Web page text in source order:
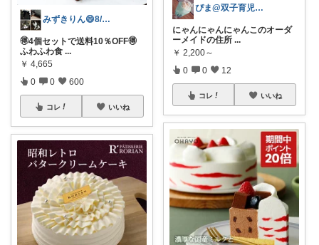
みずきりん😄8/5日お買い上げ感謝
🉐4個セットで送料10％OFF🉐
ふわふわ食 ...
￥ 4,665
0 0 600
コレ いいね
ぴま@双子育児と暮らし🍒
にゃんにゃんにゃんこのオーダ
ーメイドの住所 ...
￥ 2,200～
0 0 12
コレ いいね